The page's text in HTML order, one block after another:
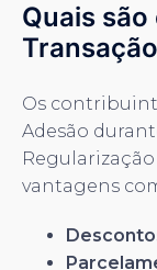
Quais
Os
Adesão
vantagens